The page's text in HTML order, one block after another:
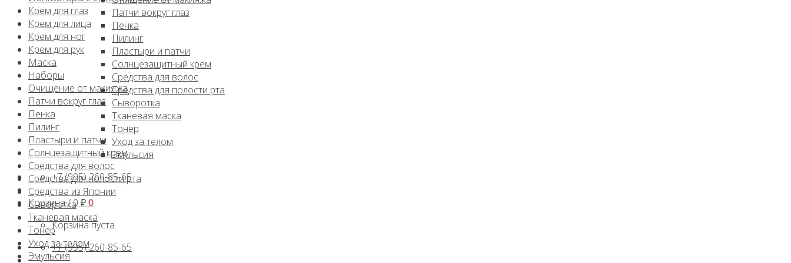
Патчи вокруг глаз
Пенка
Пилинг
Пластыри и патчи
Солнцезащитный крем
Средства для волос
Средства для полости рта
Сыворотка
Тканевая маска
Тонер
Уход за телом
Эмульсия
+7 (995) 260-85-65
Корзина /0 ₽0
Корзина пуста.
+7 (995) 260-85-65
Крем для глаз
Крем для лица
Крем для ног
Крем для рук
Маска
Наборы
Очищение от макияжа
Патчи вокруг глаз
Пенка
Пилинг
Пластыри и патчи
Солнцезащитный крем
Средства для волос
Средства для полости рта
Средства из Японии
Сыворотка
Тканевая маска
Тонер
Уход за телом
Эмульсия